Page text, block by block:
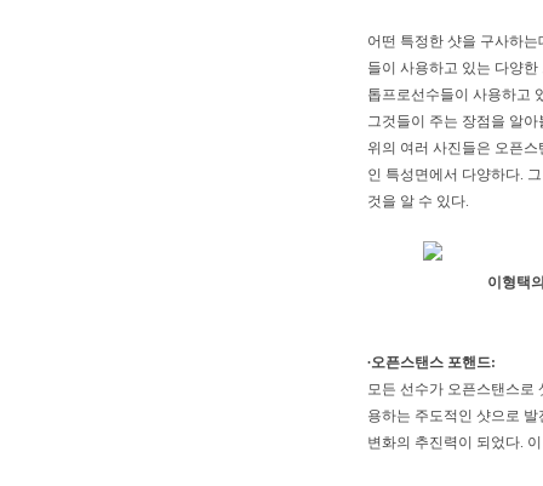
어떤 특정한 샷을 구사하
들이 사용하고 있는 다양
톱프로선수들이 사용하고
그것들이 주는 장점을 알아
위의 여러 사진들은 오픈
인 특성면에서 다양하다.
것을 알 수 있다.
이형택의 포
∙오픈스탠스 포핸드:
모든 선수가 오픈스탠스로
용하는 주도적인 샷으로
변화의 추진력이 되었다.